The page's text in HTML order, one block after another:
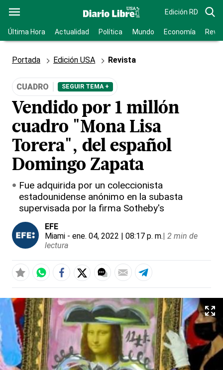
Edición RD
Última Hora Actualidad Política Mundo Economía
Portada Edición USA Revista
CUADRO SEGUIR TEMA +
Vendido por 1 millón
cuadro "Mona Lisa
Torera", del español
Domingo Zapata
Fue adquirida por un coleccionista
estadounidense anónimo en la subasta
supervisada por la firma Sotheby's
EFE
Miami - ene. 04, 2022 | 08:17 p. m.| 2 min de
lectura